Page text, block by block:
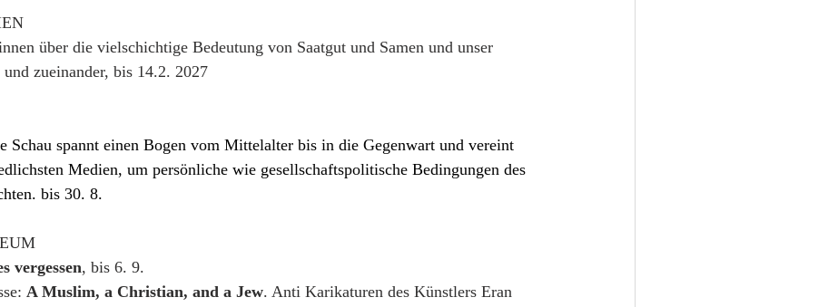
über die vielschichtige Bedeutung von Saatgut und Samen und unser
zueinander, bis 14.2. 2027
Schau spannt einen Bogen vom Mittelalter bis in die Gegenwart und vereint
Medien, um persönliche wie gesellschaftspolitische Bedingungen des
bis 30. 8.
vergessen, bis 6. 9.
A Muslim, a Christian, and a Jew. Anti Karikaturen des Künstlers Eran